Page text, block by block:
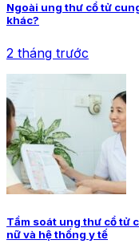
Ngoài ung thư cổ tử
khác?
2 tháng trước
Tầm soát ung thư cổ tử
nữ và hệ thống y tế